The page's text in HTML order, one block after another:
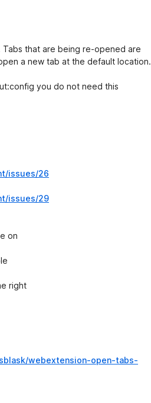
that are being re-opened are
a new tab at the default location.
you do not need this
issues/26
issues/29
on
right
webextension-open-tabs-